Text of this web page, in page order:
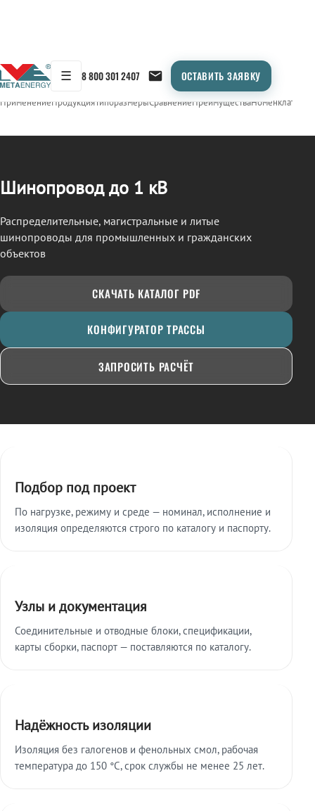
☰ 8 800 301 2407 ОСТАВИТЬ ЗАЯВКУ
← Продукция/ШИНОПРОВОД
ПрименениеПродукцияТипоразмерыСравнениеПреимуществаНоменклатура
Шинопровод до 1 кВ
Распределительные, магистральные и литые
шинопроводы для промышленных и гражданских
объектов
СКАЧАТЬ КАТАЛОГ PDF
КОНФИГУРАТОР ТРАССЫ
ЗАПРОСИТЬ РАСЧЁТ
Подбор под проект
По нагрузке, режиму и среде — номинал, исполнение и
изоляция определяются строго по каталогу и паспорту.
Узлы и документация
Соединительные и отводные блоки, спецификации,
карты сборки, паспорт — поставляются по каталогу.
Надёжность изоляции
Изоляция без галогенов и фенольных смол, рабочая
температура до 150 °C, срок службы не менее 25 лет.